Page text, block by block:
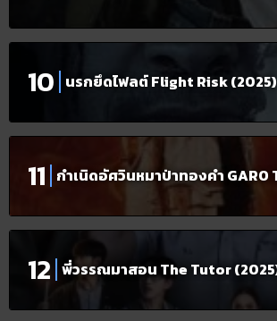
นรกยึดไฟลต์ Flight Risk (2025)
กำเนิดอัศวินหมาป่าทองคำ GARO
พี่วรรณมาสอน The Tutor